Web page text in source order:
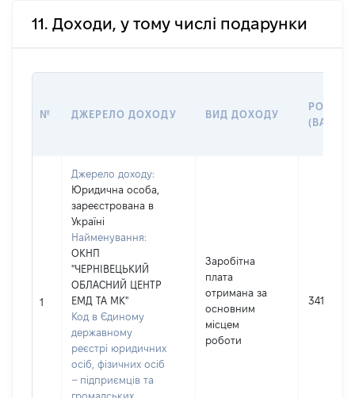
11. Доходи, у тому числі подарунки
№ ДЖЕРЕЛО ДОХОДУ ВИД ДОХОДУ
РОЗМІР
1
Джерело доходу:
Юридична особа,
зареєстрована в
Україні
Найменування:
ОКНП
"ЧЕРНІВЕЦЬКИЙ
ОБЛАСНИЙ ЦЕНТР
ЕМД ТА МК"
Код в Єдиному
державному
реєстрі юридичних
осіб, фізичних осіб
– підприємців та
громадських
Заробітна
плата
отримана за
основним
місцем
роботи
341000